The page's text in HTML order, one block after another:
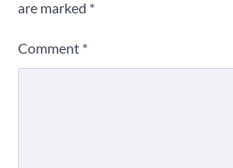
are marked *
Comment *